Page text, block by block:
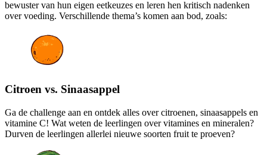
bewuster van hun eigen eetkeuzes en leren hen kritisch nadenken
over voeding. Verschillende thema’s komen aan bod, zoals:
Citroen vs. Sinaasappel
Ga de challenge aan en ontdek alles over citroenen, sinaasappels en
vitamine C! Wat weten de leerlingen over vitamines en mineralen?
Durven de leerlingen allerlei nieuwe soorten fruit te proeven?